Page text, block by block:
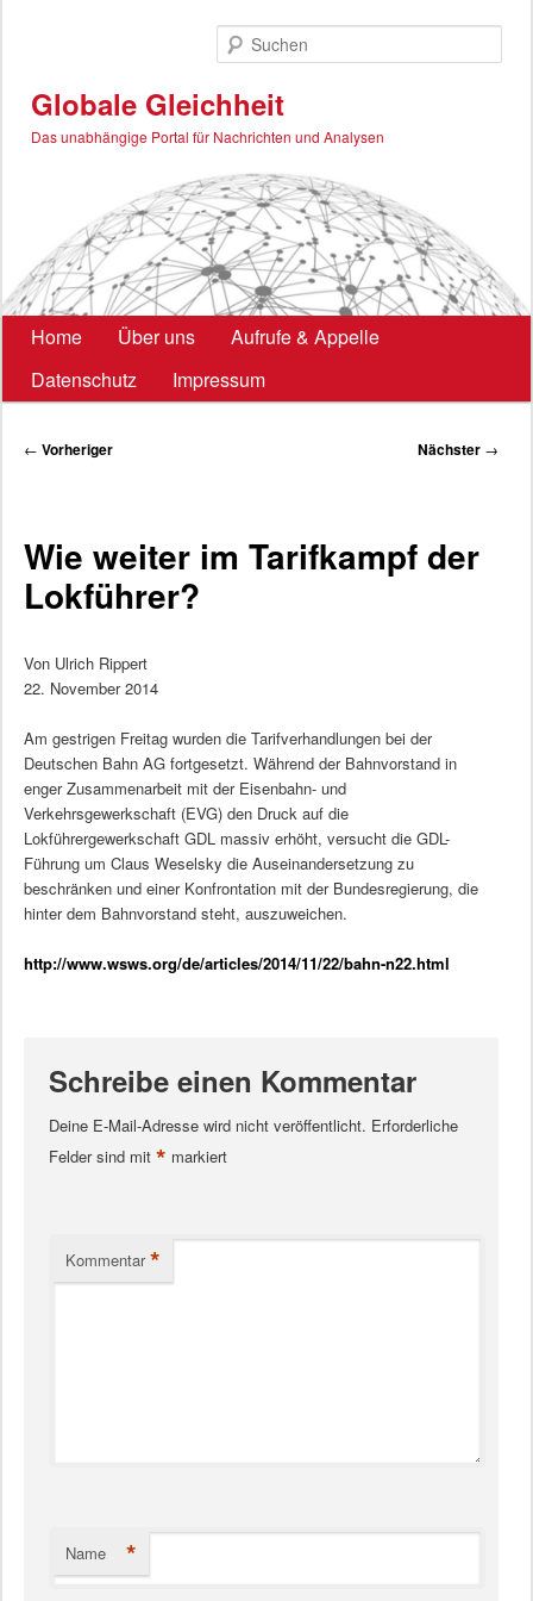
Globale Gleichheit
Das unabhängige Portal für Nachrichten und Analysen
Hauptmenü
Home Über uns
Aufrufe & Appelle
Datenschutz
Impressum
Beitragsnavigation
← Vorheriger Nächster →
Wie weiter im Tarifkampf der
Lokführer?
Von Ulrich Rippert
22. November 2014
Am gestrigen Freitag wurden die Tarifverhandlungen bei der
Deutschen Bahn AG fortgesetzt. Während der Bahnvorstand in
enger Zusammenarbeit mit der Eisenbahn- und
Verkehrsgewerkschaft (EVG) den Druck auf die
Lokführergewerkschaft GDL massiv erhöht, versucht die GDL-
Führung um Claus Weselsky die Auseinandersetzung zu
beschränken und einer Konfrontation mit der Bundesregierung, die
hinter dem Bahnvorstand steht, auszuweichen.
http://www.wsws.org/de/articles/2014/11/22/bahn-n22.html
Schreibe einen Kommentar
Deine E-Mail-Adresse wird nicht veröffentlicht. Erforderliche
Felder sind mit * markiert
Kommentar *
Name *